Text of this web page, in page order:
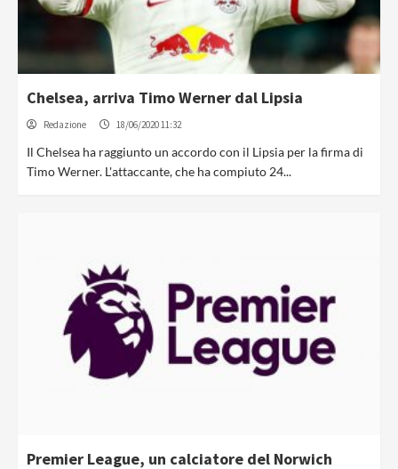
Chelsea, arriva Timo Werner dal Lipsia
Redazione 18/06/2020 11:32
Il Chelsea ha raggiunto un accordo con il Lipsia per la firma di
Timo Werner. L'attaccante, che ha compiuto 24...
Premier League, un calciatore del Norwich